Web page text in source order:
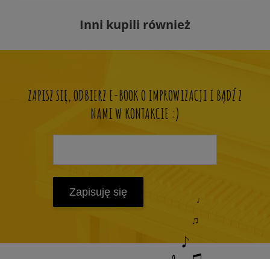
Inni kupili również
ZAPISZ SIĘ, ODBIERZ E-BOOK O IMPROWIZACJI I BĄDŹ Z
NAMI W KONTAKCIE :)
Zapisuję się